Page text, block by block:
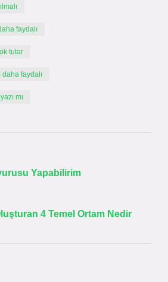
faydalı
tutar
daha faydalı
mı
Yapabilirim
4 Temel Ortam Nedir